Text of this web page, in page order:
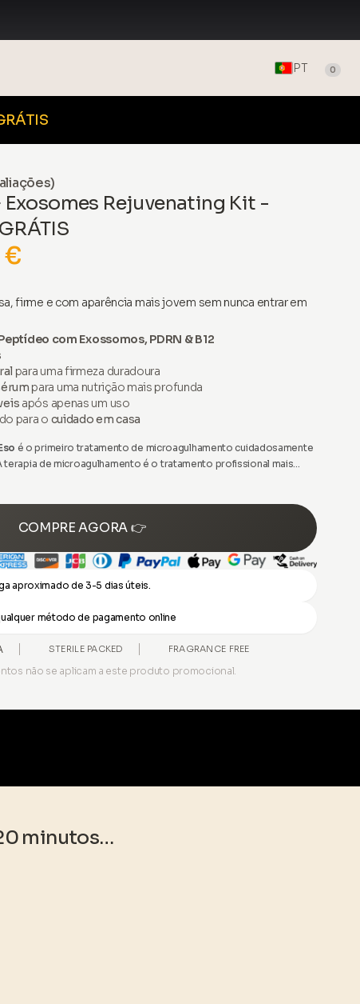
PT 0
Exosomes Rejuvenating Kit -
firme e com aparência mais jovem sem nunca entrar em
com Exossomos, PDRN & B12
para uma firmeza duradoura
para uma nutrição mais profunda
após apenas um uso
para o cuidado em casa
é o primeiro tratamento de microagulhamento cuidadosamente
de microagulhamento é o tratamento profissional mais
por esteticistas e profissionais experientes para
COMPRE AGORA 👉
aproximado de 3-5 dias úteis.
método de pagamento online
STERILE PACKED FRAGRANCE FREE
não se aplicam a este produto promocional.
minutos…